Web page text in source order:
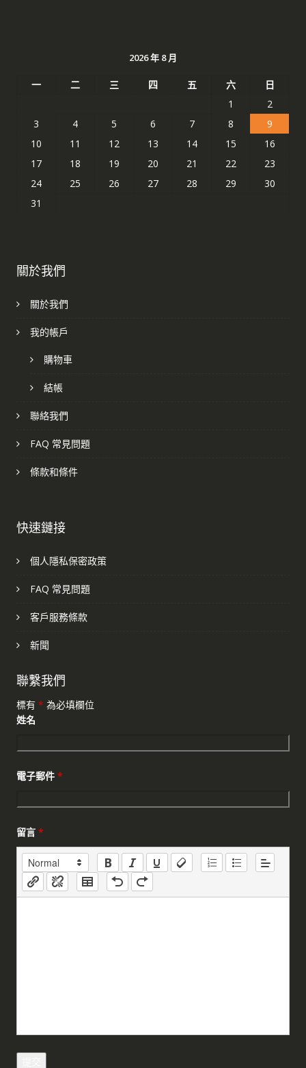
2026 年 8 月
一 二 三 四 五 六
日
1
2
3
4 5 6 7 8
9
10
11 12 13 14 15
16
17
18 19 20 21 22
23
24
25 26 27 28 29
30
31
關於我們
關於我們
我的帳戶
購物車
結帳
聯絡我們
FAQ 常見問題
條款和條件
快速鏈接
個人隱私保密政策
FAQ 常見問題
客戶服務條款
新聞
聯繫我們
標有 * 為必填欄位
姓名
電子郵件 *
留言 *